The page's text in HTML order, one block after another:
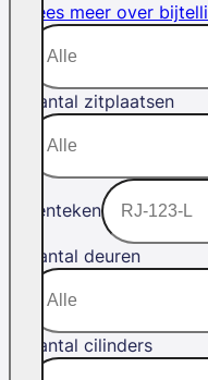
Lees meer over
Aantal zitplaatsen
Kenteken
Aantal deuren
Aantal cilinders